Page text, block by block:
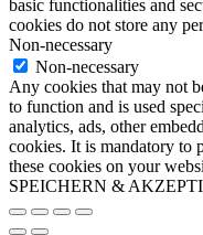
basic functionalities and
cookies do not store any
Non-necessary
Non-necessary
Any cookies that may not
to function and is used
analytics, ads, other
cookies. It is mandatory to
these cookies on your
SPEICHERN &